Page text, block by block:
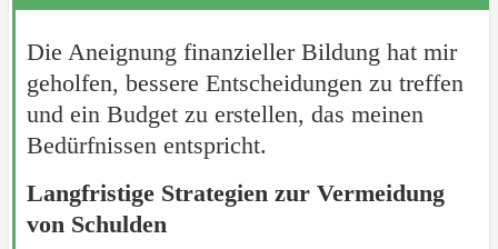
Die Aneignung finanzieller Bildung hat mir
geholfen, bessere Entscheidungen zu treffen
und ein Budget zu erstellen, das meinen
Bedürfnissen entspricht.
Langfristige Strategien zur Vermeidung
von Schulden